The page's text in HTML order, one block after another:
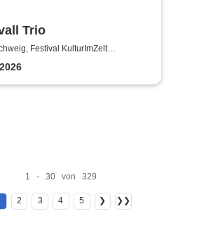
Trio
Festival KulturImZelt
1 - 30 von 329
2 3 4 5 ❯ ❯❯